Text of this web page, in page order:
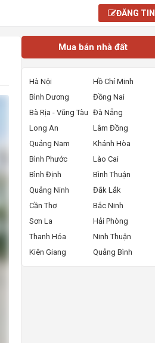
ĐĂNG TIN
Mua bán nhà đất
Hà Nội
Hồ Chí Minh
Bình Dương
Đồng Nai
Bà Rịa - Vũng Tàu Đà Nẵng
Long An
Lâm Đồng
Quảng Nam
Khánh Hòa
Bình Phước
Lào Cai
Bình Định
Bình Thuận
Quảng Ninh
Đắk Lắk
Cần Thơ
Bắc Ninh
Sơn La
Hải Phòng
Thanh Hóa
Ninh Thuận
Kiên Giang
Quảng Bình